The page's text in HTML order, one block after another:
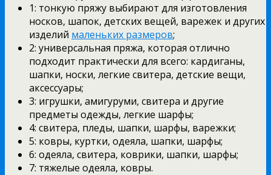
1: тонкую пряжу выбирают для изготовления
носков, шапок, детских вещей, варежек и других
изделий маленьких размеров;
2: универсальная пряжа, которая отлично
подходит практически для всего: кардиганы,
шапки, носки, легкие свитера, детские вещи,
аксессуары;
3: игрушки, амигуруми, свитера и другие
предметы одежды, легкие шарфы;
4: свитера, пледы, шапки, шарфы, варежки;
5: ковры, куртки, одеяла, шапки, шарфы;
6: одеяла, свитера, коврики, шапки, шарфы;
7: тяжелые одеяла, ковры.